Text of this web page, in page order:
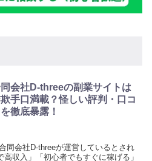
会社D-threeの副業サイトは
手口満載？怪しい評判・口コ
徹底暴露！
同会社D-threeが運営しているとされ
収入」「初心者でもすぐに稼げる」